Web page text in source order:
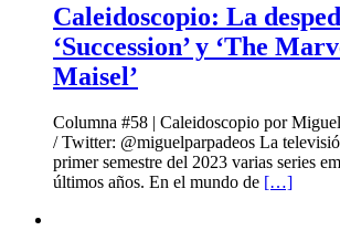
Caleidoscopio: La
‘Succession’ y ‘The
Maisel’
Columna #58 | Caleidoscopio por
/ Twitter: @miguelparpadeos La
primer semestre del 2023 varias series
últimos años. En el mundo de […]